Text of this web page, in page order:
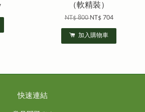
（軟精裝）
NT$ 800NT$ 704
加入購物車
快速連結